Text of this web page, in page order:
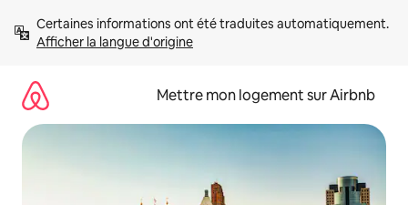
directement
Afficher la langue d'origine
Mettre mon logement sur Airbnb